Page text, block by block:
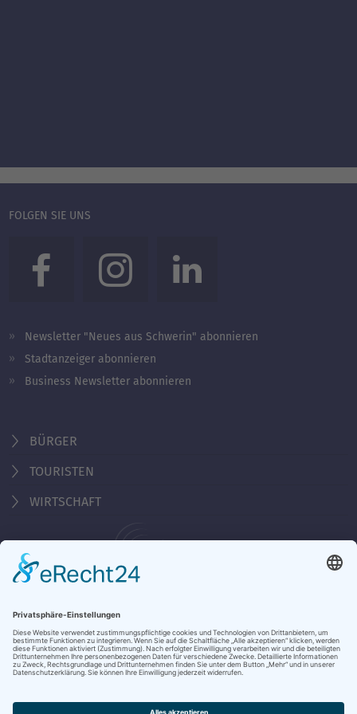
FOLGEN SIE UNS
Newsletter "Neues aus Schwerin" abonnieren
Stadtanzeiger abonnieren
Business Newsletter abonnieren
BÜRGER
TOURISTEN
WIRTSCHAFT
Behördennummer 115
KONTAKT
NOTRUFE & HOTLINES
JOBS
STADTANZEIGER
BROSCHÜREN
PRESSE
DATENSCHUTZ